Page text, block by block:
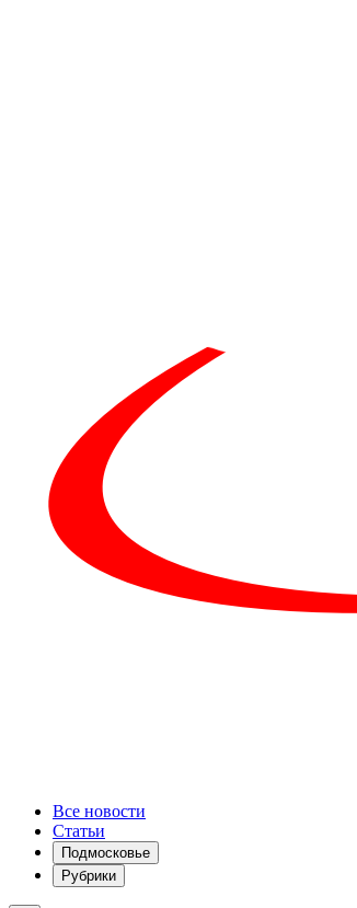
Все новости
Статьи
Подмосковье
Рубрики